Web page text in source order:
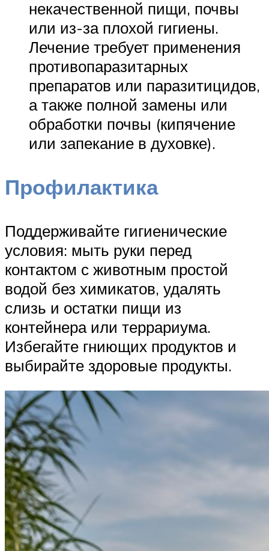
некачественной пищи, почвы
или из-за плохой гигиены.
Лечение требует применения
противопаразитарных
препаратов или паразитицидов,
а также полной замены или
обработки почвы (кипячение
или запекание в духовке).
Профилактика
Поддерживайте гигиенические
условия: мыть руки перед
контактом с животным простой
водой без химикатов, удалять
слизь и остатки пищи из
контейнера или террариума.
Избегайте гниющих продуктов и
выбирайте здоровые продукты.